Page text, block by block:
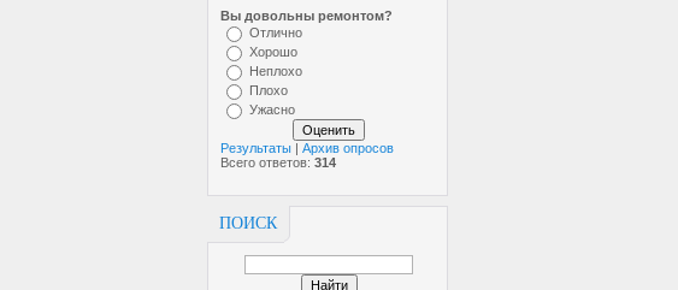
Вы довольны ремонтом?
Отлично
Хорошо
Неплохо
Плохо
Ужасно
Результаты
Архив опросов
Всего ответов: 314
ПОИСК